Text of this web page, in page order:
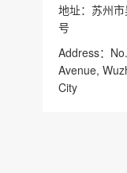
地址：苏州
号
Address：
Avenue,
City